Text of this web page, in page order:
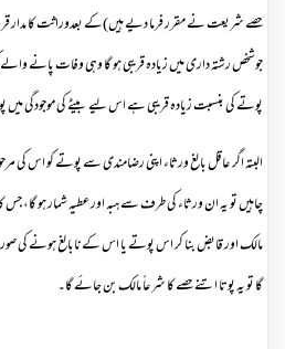
حصے شریعت نے مقرر فرما دیے ہیں)کے بعدوراثت کا مدار
جوشخص رشتہ داری میں زیادہ قریبی ہو گا وہی وفات پانے والے
پوتے کی بنسبت زیادہ قریبی ہے اس لیے بیٹے کی موجودگی
البتہ اگر عاقل بالغ ورثاء اپنی رضامندی سے پوتے کو اس کی
چاہیں تو یہ ان ورثاء کی طرف سے ہبہ اور عطیہ شمار ہو
مالک اور قابض بنا کر اس پوتے یا اس کےنابالغ ہونے
گا تو یہ پوتا اتنے حصے کا شرعاً مالک بن جائے گا۔